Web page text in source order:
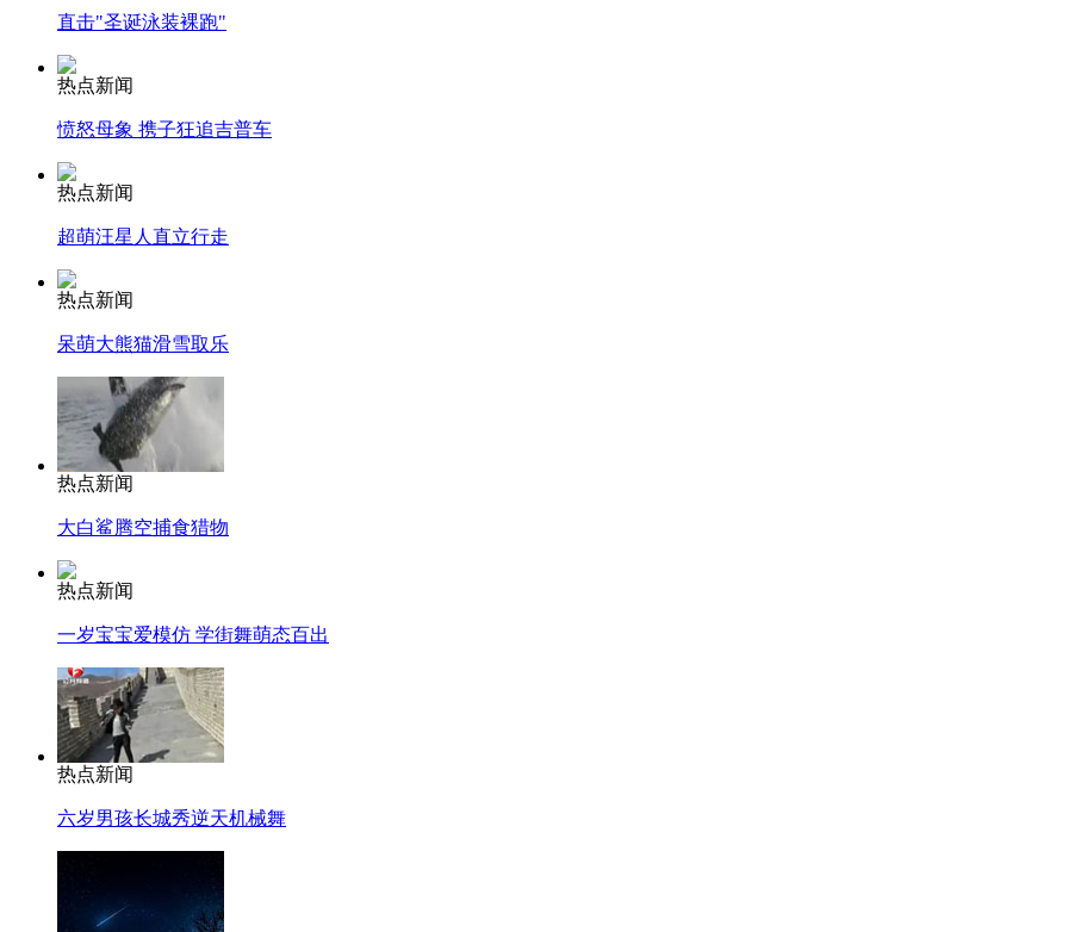
直击"圣诞泳装裸跑"
热点新闻
愤怒母象 携子狂追吉普车
热点新闻
超萌汪星人直立行走
热点新闻
呆萌大熊猫滑雪取乐
热点新闻
大白鲨腾空捕食猎物
热点新闻
一岁宝宝爱模仿 学街舞萌态百出
热点新闻
六岁男孩长城秀逆天机械舞